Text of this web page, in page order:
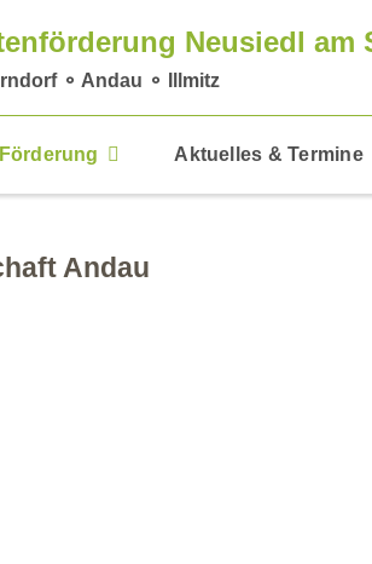
Neusiedl am
⚬ Andau ⚬ Illmitz
Aktuelles & Termine
Andau